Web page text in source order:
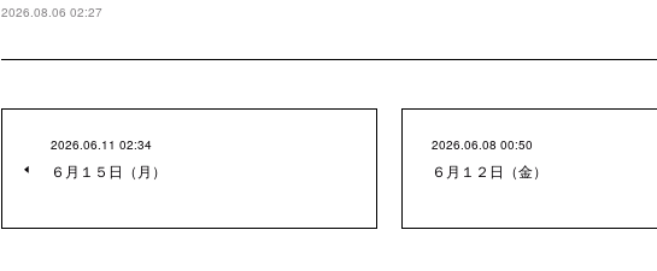
2026.08.06 02:27
2026.06.11 02:34
６月１５日（月）
2026.06.08 00:50
６月１２日（金）